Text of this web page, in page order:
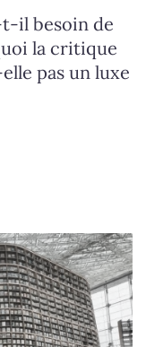
il besoin de
la critique
pas un luxe